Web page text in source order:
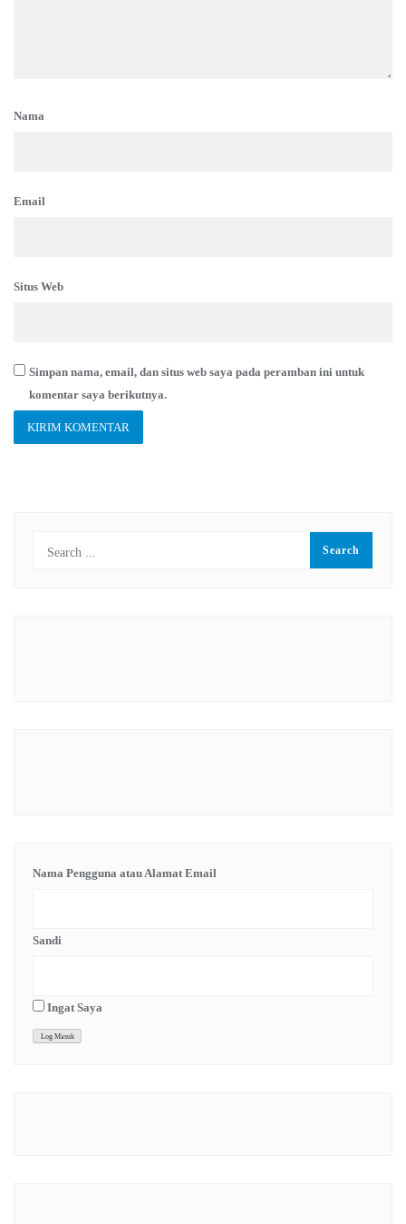
Nama
Email
Situs Web
Simpan nama, email, dan situs web saya pada peramban ini untuk
komentar saya berikutnya.
Nama Pengguna atau Alamat Email
Sandi
Ingat Saya